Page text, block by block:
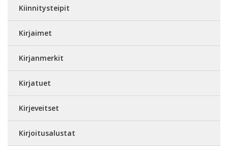
Kiinnitysteipit
Kirjaimet
Kirjanmerkit
Kirjatuet
Kirjeveitset
Kirjoitusalustat